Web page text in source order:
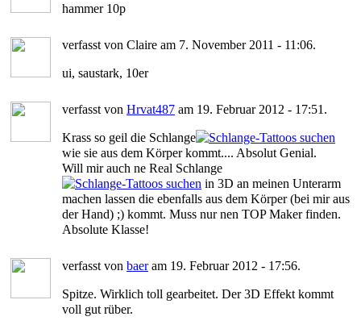
hammer 10p
verfasst von Claire am 7. November 2011 - 11:06.
ui, saustark, 10er
verfasst von Hrvat487 am 19. Februar 2012 - 17:51.
Krass so geil die Schlange
wie sie aus dem Körper kommt.... Absolut Genial.
Will mir auch ne Real Schlange
in 3D an meinen Unterarm
machen lassen die ebenfalls aus dem Körper (bei mir aus
der Hand) ;) kommt. Muss nur nen TOP Maker finden.
Absolute Klasse!
verfasst von baeram 19. Februar 2012 - 17:56.
Spitze. Wirklich toll gearbeitet. Der 3D Effekt kommt
voll gut rüber.